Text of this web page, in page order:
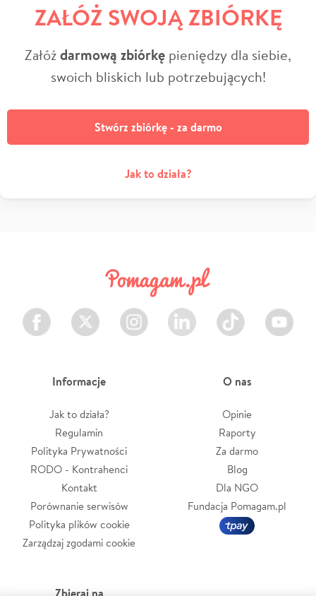
ZAŁÓŻ SWOJĄ ZBIÓRKĘ
Załóżdarmową zbiórkę pieniędzy dla siebie,
swoich bliskich lub potrzebujących!
Stwórz zbiórkę - za darmo
Jak to działa?
Facebook Twitter Instagram LinkedIn TikTok Youtube
Informacje
Jak to działa?
Regulamin
Polityka Prywatności
RODO - Kontrahenci
Kontakt
Porównanie serwisów
Polityka plików cookie
Zarządzaj zgodami cookie
O nas
Opinie
Raporty
Za darmo
Blog
Dla NGO
Fundacja Pomagam.pl